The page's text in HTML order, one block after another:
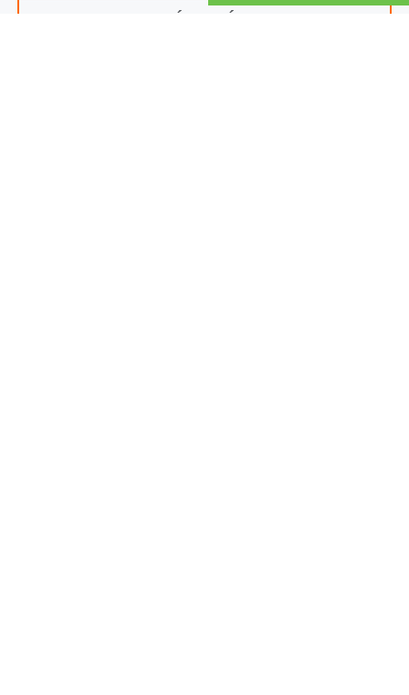
TOVÁBBI HÍREK